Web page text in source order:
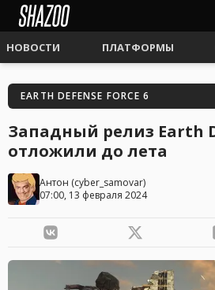
НОВОСТИ ПЛАТФОРМЫ
EARTH DEFENSE FORCE 6
Западный релиз Earth
отложили до лета
Антон (cyber_samovar)
07:00, 13 февраля 2024